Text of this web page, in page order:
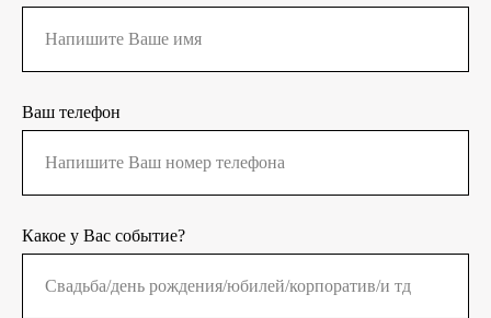
Ваш телефон
Какое у Вас событие?